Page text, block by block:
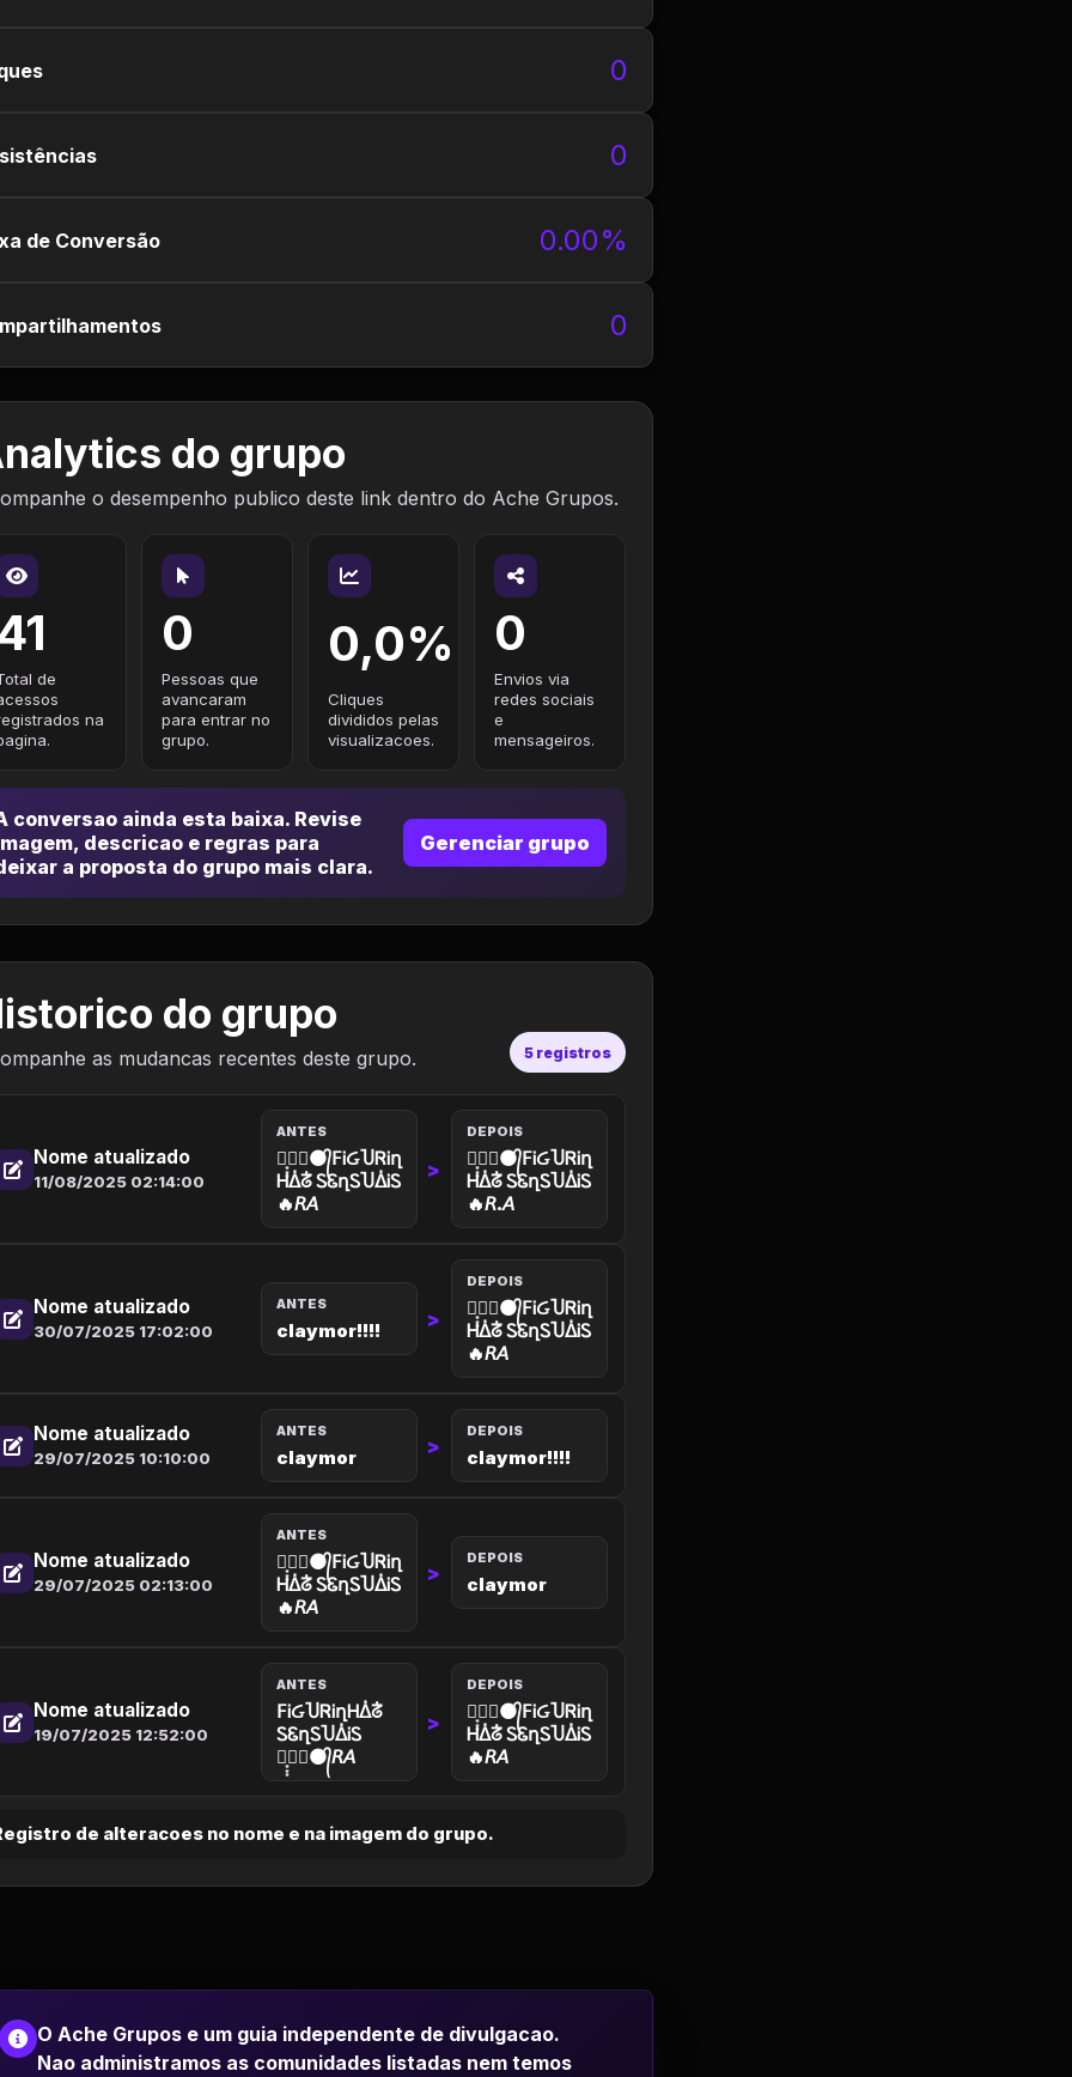
0
0
de Conversão 0.00%
0
do grupo
o desempenho publico deste link dentro do Ache Grupos.
de
na
0
Pessoas que
avancaram
para entrar no
grupo.
0,0%
Cliques
divididos pelas
visualizacoes.
0
Envios via
redes sociais
e
mensageiros.
conversao ainda esta baixa. Revise
descricao e regras para
a proposta do grupo mais clara.
Gerenciar grupo
do grupo
as mudancas recentes deste grupo. 5 registros
Nome atualizado
11/08/2025 02:14:00
ANTES
✦͙͙͙❥⃝⚫᭄𝖥ᎥᏵႮᏒᎥղ
Ꮋᐄᣱ ᏚᏋղᏚႮᐄᎥᏚ
🔥𝘙𝘈
>
DEPOIS
✦͙͙͙❥⃝⚫᭄𝖥ᎥᏵႮᏒᎥղ
Ꮋᐄᣱ ᏚᏋղᏚႮᐄᎥᏚ
🔥𝘙.𝘈
Nome atualizado
30/07/2025 17:02:00
ANTES
claymor!!!! >
DEPOIS
✦͙͙͙❥⃝⚫᭄𝖥ᎥᏵႮᏒᎥղ
Ꮋᐄᣱ ᏚᏋղᏚႮᐄᎥᏚ
🔥𝘙𝘈
Nome atualizado
29/07/2025 10:10:00
ANTES
claymor >
DEPOIS
claymor!!!!
Nome atualizado
29/07/2025 02:13:00
ANTES
✦͙͙͙❥⃝⚫᭄𝖥ᎥᏵႮᏒᎥղ
Ꮋᐄᣱ ᏚᏋղᏚႮᐄᎥᏚ
🔥𝘙𝘈
>
DEPOIS
claymor
Nome atualizado
19/07/2025 12:52:00
ANTES
𝖥ᎥᏵႮᏒᎥղᎻᐄᣱ
ᏚᏋղᏚႮᐄᎥᏚ
✦͙͙͙❥⃝⚫᭄𝘙𝘈
>
DEPOIS
✦͙͙͙❥⃝⚫᭄𝖥ᎥᏵႮᏒᎥղ
Ꮋᐄᣱ ᏚᏋղᏚႮᐄᎥᏚ
🔥𝘙𝘈
de alteracoes no nome e na imagem do grupo.
O Ache Grupos e um guia independente de divulgacao.
Nao administramos as comunidades listadas nem temos